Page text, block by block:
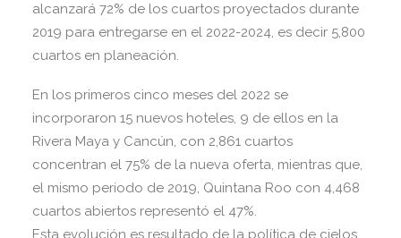
alcanzará 72% de los cuartos proyectados durante
2019 para entregarse en el 2022-2024, es decir 5,800
cuartos en planeación.
En los primeros cinco meses del 2022 se
incorporaron 15 nuevos hoteles, 9 de ellos en la
Rivera Maya y Cancún, con 2,861 cuartos
concentran el 75% de la nueva oferta, mientras que,
el mismo periodo de 2019, Quintana Roo con 4,468
cuartos abiertos representó el 47%.
Esta evolución es resultado de la política de cielos